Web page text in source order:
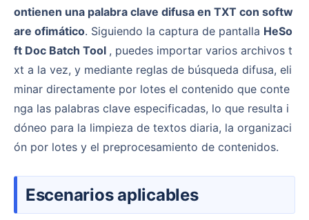
ontienen una palabra clave difusa en TXT con softw
are ofimático. Siguiendo la captura de pantalla HeSo
ft Doc Batch Tool , puedes importar varios archivos t
xt a la vez, y mediante reglas de búsqueda difusa, eli
minar directamente por lotes el contenido que conte
nga las palabras clave especificadas, lo que resulta i
dóneo para la limpieza de textos diaria, la organizaci
ón por lotes y el preprocesamiento de contenidos.
Escenarios aplicables